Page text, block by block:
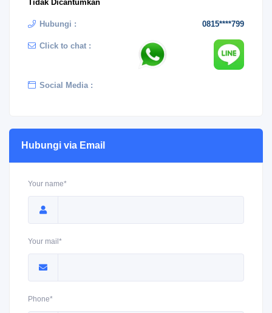
Tidak Dicantumkan
Hubungi : 0815****799
Click to chat :
Social Media :
Hubungi via Email
Your name*
Your mail*
Phone*